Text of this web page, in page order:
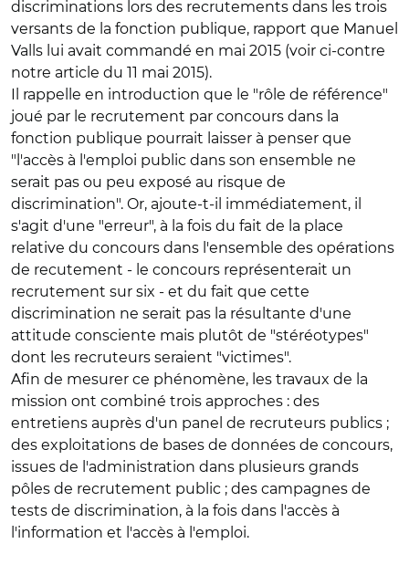
discriminations lors des recrutements dans les trois
versants de la fonction publique, rapport que Manuel
Valls lui avait commandé en mai 2015 (voir ci-contre
notre article du 11 mai 2015).
Il rappelle en introduction que le "rôle de référence"
joué par le recrutement par concours dans la
fonction publique pourrait laisser à penser que
"l'accès à l'emploi public dans son ensemble ne
serait pas ou peu exposé au risque de
discrimination". Or, ajoute-t-il immédiatement, il
s'agit d'une "erreur", à la fois du fait de la place
relative du concours dans l'ensemble des opérations
de recutement - le concours représenterait un
recrutement sur six - et du fait que cette
discrimination ne serait pas la résultante d'une
attitude consciente mais plutôt de "stéréotypes"
dont les recruteurs seraient "victimes".
Afin de mesurer ce phénomène, les travaux de la
mission ont combiné trois approches : des
entretiens auprès d'un panel de recruteurs publics ;
des exploitations de bases de données de concours,
issues de l'administration dans plusieurs grands
pôles de recrutement public ; des campagnes de
tests de discrimination, à la fois dans l'accès à
l'information et l'accès à l'emploi.